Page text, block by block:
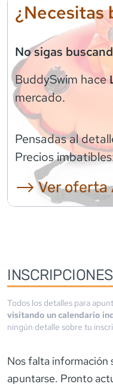
¿Necesitas
No sigas
BuddySwim hace
mercado.
Pensadas al
Precios
⟶ Ver oferta
INSCRIPCIONES
Todos los detalles para
visitando un calendario
ningún detalle sobre tu
Nos falta información
apuntarse. Pronto